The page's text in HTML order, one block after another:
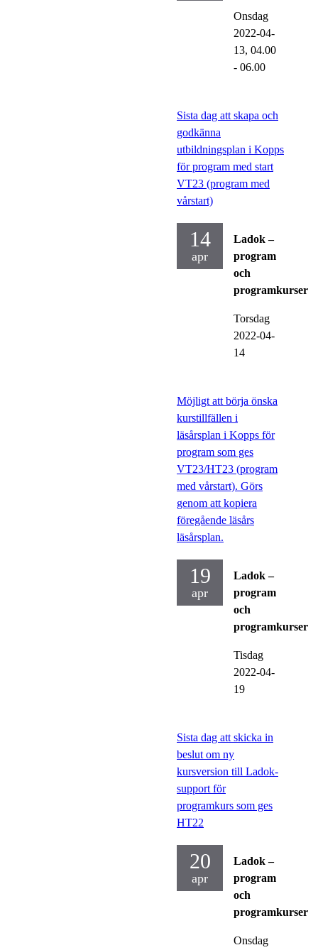
Onsdag
2022-04-
13, 04.00
- 06.00
Sista dag att skapa och
godkänna
utbildningsplan i Kopps
för program med start
VT23 (program med
vårstart)
14
apr
Ladok –
program
och
programkurser
Torsdag
2022-04-
14
Möjligt att börja önska
kurstillfällen i
läsårsplan i Kopps för
program som ges
VT23/HT23 (program
med vårstart). Görs
genom att kopiera
föregående läsårs
läsårsplan.
19
apr
Ladok –
program
och
programkurser
Tisdag
2022-04-
19
Sista dag att skicka in
beslut om ny
kursversion till Ladok-
support för
programkurs som ges
HT22
20
apr
Ladok –
program
och
programkurser
Onsdag